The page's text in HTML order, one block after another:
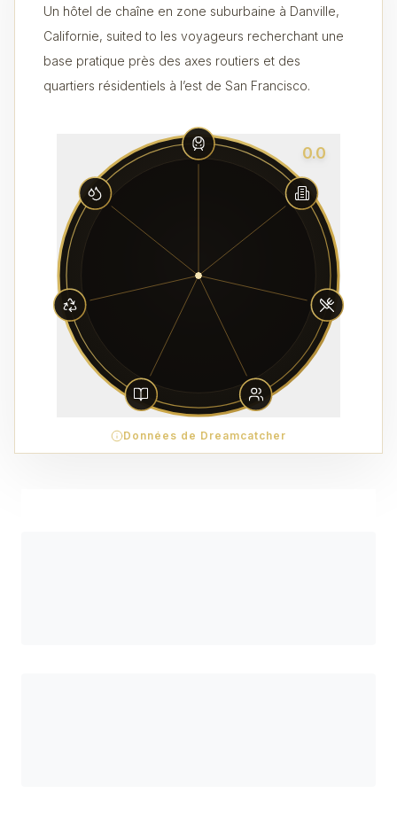
Un hôtel de chaîne en zone suburbaine à Danville,
Californie, suited to les voyageurs recherchant une
base pratique près des axes routiers et des
quartiers résidentiels à l’est de San Francisco.
0.0
Données de Dreamcatcher